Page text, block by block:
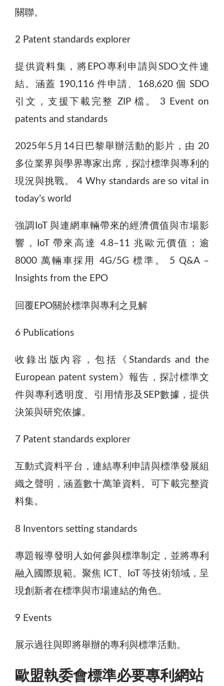
關聯。
2 Patent standards explorer
提供資料集，將EPO專利申請與SDO文件連
結。涵蓋 190,116 件申請、168,620 個 SDO
引文，支援下載完整 ZIP 檔。 3 Event on
patents and standards
2025年5月14日巴黎舉辦活動的影片，由 20
多位業界與學界專家出席，探討標準與專利的
現況與挑戰。 4 Why standards are so vital in
today’s world
強調IoT 與連網車輛帶來的經濟價值與市場影
響，IoT 帶來高達 4.8–11 兆歐元價值；逾
8000 萬輛車採用 4G/5G 標準。 5 Q&A –
Insights from the EPO
回覆EPO關於標準與專利之見解
6 Publications
收錄出版內容，包括《Standards and the
European patent system》報告，探討標準文
件與專利透明度、引用情形及SEP數據，提供
決策與研究依據。
7 Patent standards explorer
互動式資料平台，連結專利申請與標準發展組
織之聲明，涵蓋數十萬筆資料。可下載完整資
料集。
8 Inventors setting standards
專題報導發明人如何參與標準制定，並將專利
融入國際規範。聚焦 ICT、IoT 等技術領域，呈
現創新者在標準與市場連結的角色。
9 Events
展示過往與即將舉辦的專利與標準活動。
歐盟執委會標準必要專利網站